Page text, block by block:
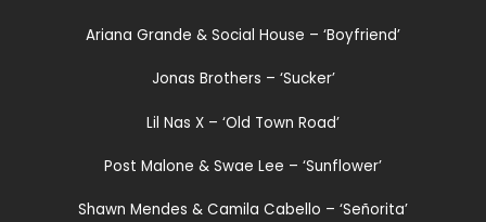
Ariana Grande & Social House – ‘Boyfriend’
Jonas Brothers – ‘Sucker’
Lil Nas X – ‘Old Town Road’
Post Malone & Swae Lee – ‘Sunflower’
Shawn Mendes & Camila Cabello – ‘Señorita’